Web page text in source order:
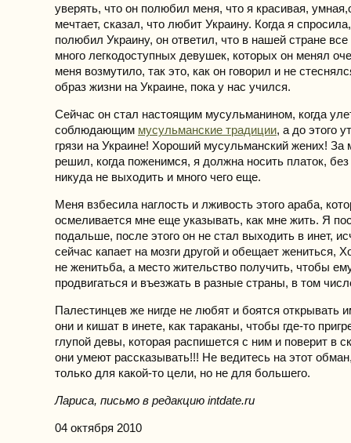
уверять, что он полюбил меня, что я красивая,
мечтает, сказал, что любит Украину. Когда я
полюбил Украину, он ответил, что в нашей стране все
много легкодоступных девушек, которых он менял
меня возмутило, так это, как он говорил и не
образ жизни на Украине, пока у нас учился.
Сейчас он стал настоящим мусульманином, когда
соблюдающим мусульманские традиции, а до этого
грязи на Украине! Хороший мусульманский жених! За
решил, когда поженимся, я должна носить платок, без
никуда не выходить и много чего еще.
Меня взбесила наглость и лживость этого араба,
осмеливается мне еще указывать, как мне жить. Я
подальше, после этого он не стал выходить в инет,
сейчас капает на мозги другой и обещает жениться,
не женитьба, а место жительство получить, чтобы
продвигаться и въезжать в разные страны, в том
Палестинцев же нигде не любят и боятся открывать
они и кишат в инете, как тараканы, чтобы где-то
глупой девы, которая распишется с ним и поверит в
они умеют рассказывать!!! Не ведитесь на этот
только для какой-то цели, но не для большего.
Лариса, письмо в редакцию intdate.ru
04 октября 2010